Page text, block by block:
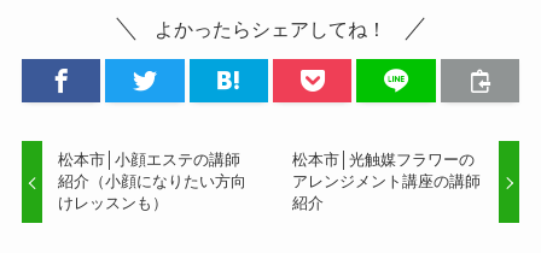
よかったらシェアしてね！
松本市│小顔エステの講師
紹介（小顔になりたい方向
けレッスンも）
松本市│光触媒フラワーの
アレンジメント講座の講師
紹介